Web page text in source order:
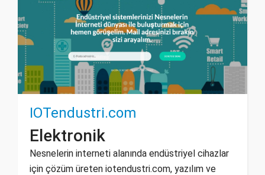
IOTendustri.com
Elektronik
Nesnelerin interneti alanında endüstriyel cihazlar
için çözüm üreten iotendustri.com, yazılım ve